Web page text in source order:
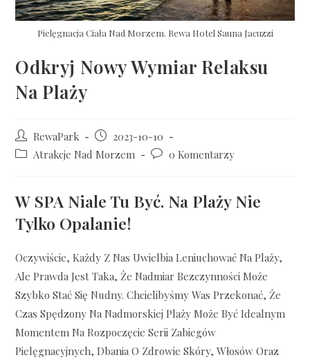
Pielęgnacja Ciała Nad Morzem. Rewa Hotel Sauna Jacuzzi
Odkryj Nowy Wymiar Relaksu
Na Plaży
RewaPark
2023-10-10
Atrakcje Nad Morzem
0 Komentarzy
W SPA Niale Tu Być. Na Plaży Nie
Tylko Opalanie!
Oczywiście, Każdy Z Nas Uwielbia Leniuchować Na Plaży,
Ale Prawda Jest Taka, Że Nadmiar Bezczynności Może
Szybko Stać Się Nudny. Chcielibyśmy Was Przekonać, Że
Czas Spędzony Na Nadmorskiej Plaży Może Być Idealnym
Momentem Na Rozpoczęcie Serii Zabiegów
Pielęgnacyjnych, Dbania O Zdrowie Skóry, Włosów Oraz